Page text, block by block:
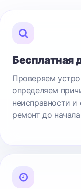
Бесплатная
Проверяем
определяем
неисправности и
ремонт до